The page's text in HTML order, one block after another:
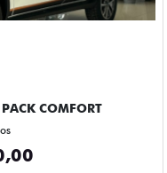
COMFORT